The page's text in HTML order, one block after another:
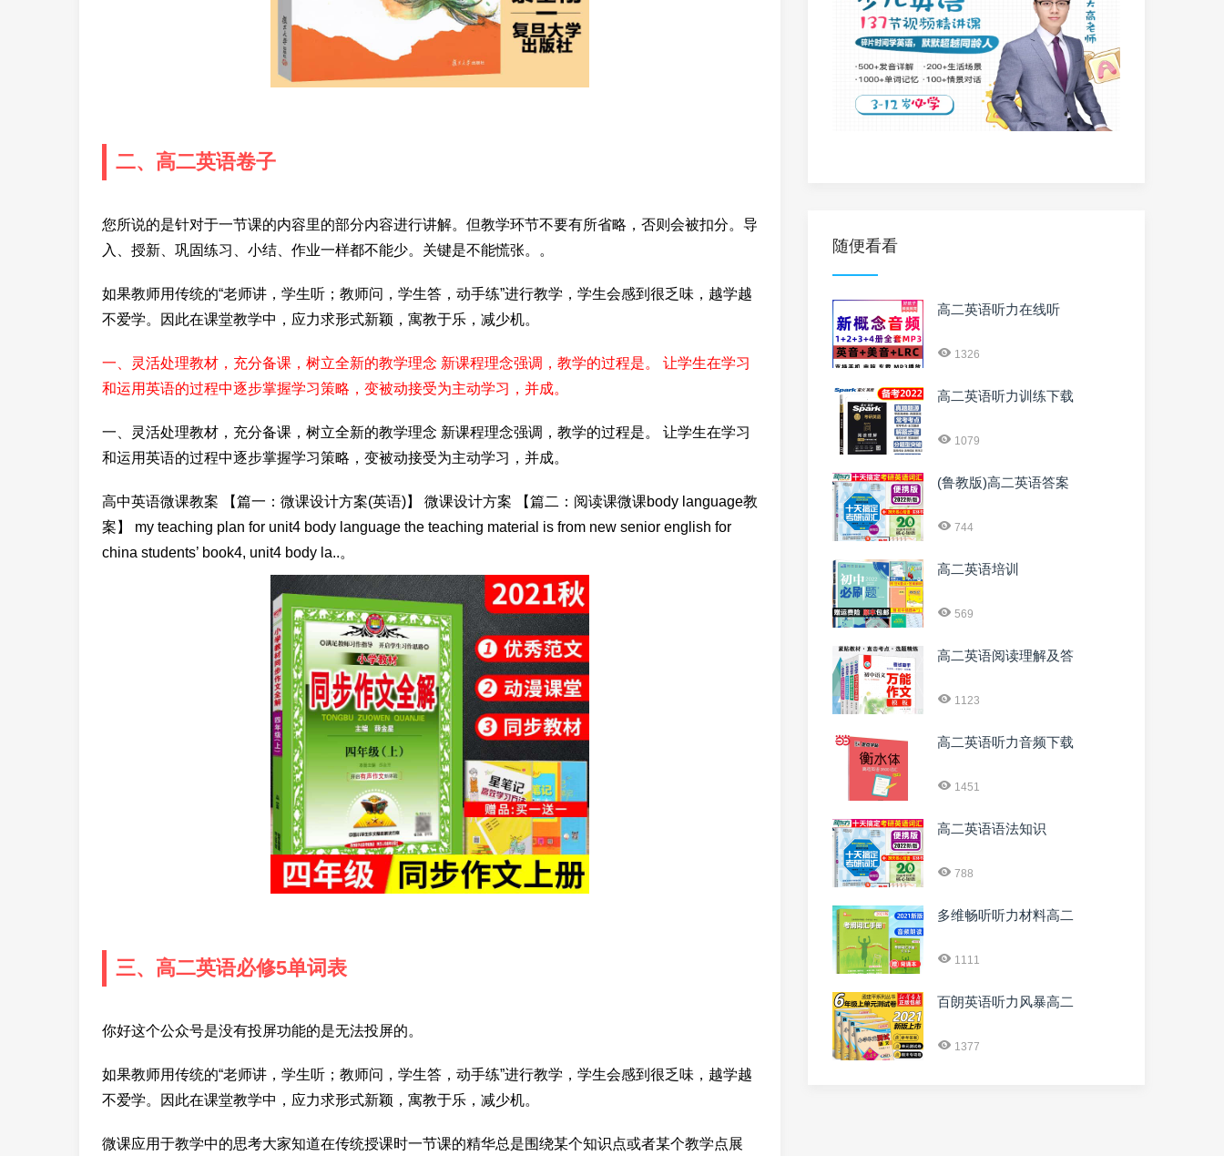
二、高二英语卷子
您所说的是针对于一节课的内容里的部分内容进行讲解。但教学环节不要有所省略，否则会被扣分。导
入、授新、巩固练习、小结、作业一样都不能少。关键是不能慌张。。
如果教师用传统的“老师讲，学生听；教师问，学生答，动手练”进行教学，学生会感到很乏味，越学越
不爱学。因此在课堂教学中，应力求形式新颖，寓教于乐，减少机。
一、灵活处理教材，充分备课，树立全新的教学理念 新课程理念强调，教学的过程是。 让学生在学习
和运用英语的过程中逐步掌握学习策略，变被动接受为主动学习，并成。
一、灵活处理教材，充分备课，树立全新的教学理念 新课程理念强调，教学的过程是。 让学生在学习
和运用英语的过程中逐步掌握学习策略，变被动接受为主动学习，并成。
高中英语微课教案 【篇一：微课设计方案(英语)】 微课设计方案 【篇二：阅读课微课body language教
案】 my teaching plan for unit4 body language the teaching material is from new senior english for
china students’ book4, unit4 body la..。
三、高二英语必修5单词表
你好这个公众号是没有投屏功能的是无法投屏的。
如果教师用传统的“老师讲，学生听；教师问，学生答，动手练”进行教学，学生会感到很乏味，越学越
不爱学。因此在课堂教学中，应力求形式新颖，寓教于乐，减少机。
微课应用于教学中的思考大家知道在传统授课时一节课的精华总是围绕某个知识点或者某个教学点展
随便看看
高二英语听力在线听
1326
高二英语听力训练下载
1079
(鲁教版)高二英语答案
744
高二英语培训
569
高二英语阅读理解及答
1123
高二英语听力音频下载
1451
高二英语语法知识
788
多维畅听听力材料高二
1111
百朗英语听力风暴高二
1377